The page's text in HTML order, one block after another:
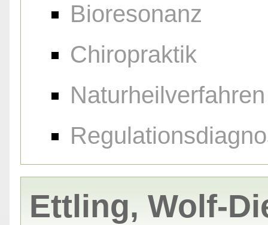
Bioresonanz
Chiropraktik
Naturheilverfahren
Ettling, Wolf-